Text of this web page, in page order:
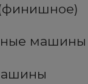
машины